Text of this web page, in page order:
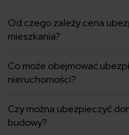
Od czego zależy cena
mieszkania?
Co może obejmować
nieruchomości?
Czy można ubezpieczyć
budowy?